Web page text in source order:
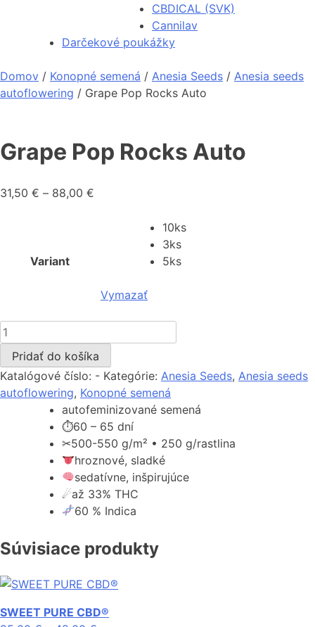
CBDICAL (SVK)
Cannilav
Darčekové poukážky
Domov / Konopné semená / Anesia Seeds / Anesia seeds
autoflowering / Grape Pop Rocks Auto
Grape Pop Rocks Auto
31,50 € – 88,00 €
Variant
10ks
3ks
5ks
Vymazať
množstvo
Grape
Pop
Rocks
Auto
Pridať do košíka
Katalógové číslo: - Kategórie: Anesia Seeds, Anesia seeds
autoflowering, Konopné semená
autofeminizované semená
⏱60 – 65 dní
✂500-550 g/m² • 250 g/rastlina
hroznové, sladké
sedatívne, inšpirujúce
☄až 33% THC
60 % Indica
Súvisiace produkty
SWEET PURE CBD®